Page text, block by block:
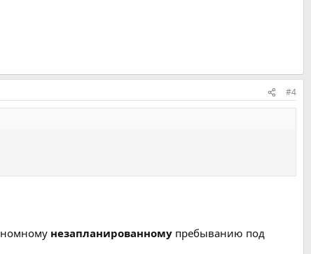
#4
незапланированному пребыванию под